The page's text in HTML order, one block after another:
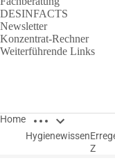
DESINFACTS
Newsletter
Konzentrat-Rechner
Weiterführende Links
Home Breadcrumbs
Hygienewissen
Z